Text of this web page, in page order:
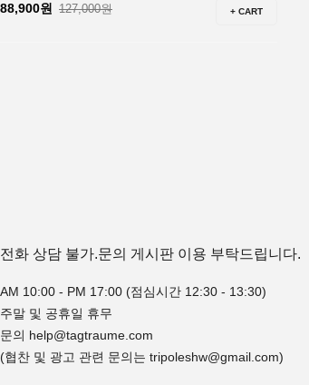
88,900원
127,000원 + CART
전화 상담 불가.문의 게시판 이용 부탁드립니다.
AM 10:00 - PM 17:00 (점심시간 12:30 - 13:30)
주말 및 공휴일 휴무
문의 help@tagtraume.com
(협찬 및 광고 관련 문의는 tripoleshw@gmail.com)